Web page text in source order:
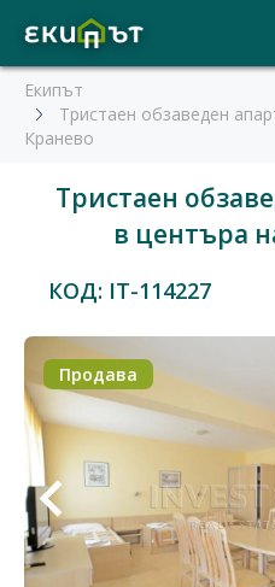
Екипът
Тристаен обзаведен
Кранево
Тристаен
в центъра
КОД: IT-114227
Продава